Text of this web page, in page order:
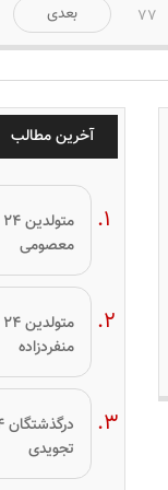
77 بعدی
آخرین مطالب
معصومی
منفردزاده
تجویدی